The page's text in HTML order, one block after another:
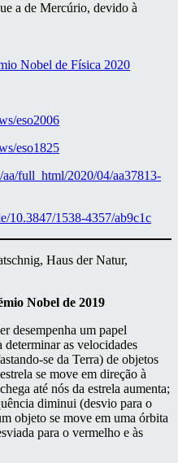
a de Mercúrio, devido à
Nobel de Física 2020
eso2006
eso1825
full_html/2020/04/aa37813-
10.3847/1538-4357/ab9c1c
Haus der Natur,
Nobel de 2019
desempenha um papel
determinar as velocidades
se da Terra) de objetos
se move em direção à
até nós da estrela aumenta;
diminui (desvio para o
objeto se move em uma órbita
para o vermelho e às